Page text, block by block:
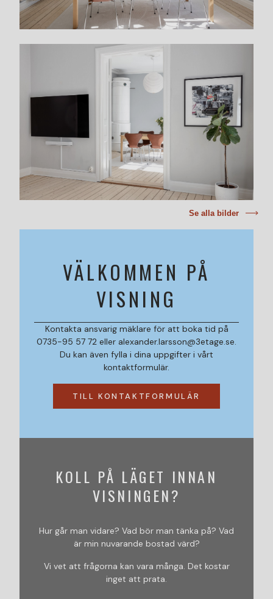
Se alla bilder
KOLL PÅ LÄGET INNAN
VISNINGEN?
Hur går man vidare? Vad bör man tänka på? Vad
är min nuvarande bostad värd?
Vi vet att frågorna kan vara många. Det kostar
inget att prata.
VÄLKOMMEN PÅ
VISNING
Kontakta ansvarig mäklare för att boka tid på
0735-95 57 72 eller alexander.larsson@3etage.se.
Du kan även fylla i dina uppgifter i vårt
kontaktformulär.
TILL KONTAKTFORMULÄR